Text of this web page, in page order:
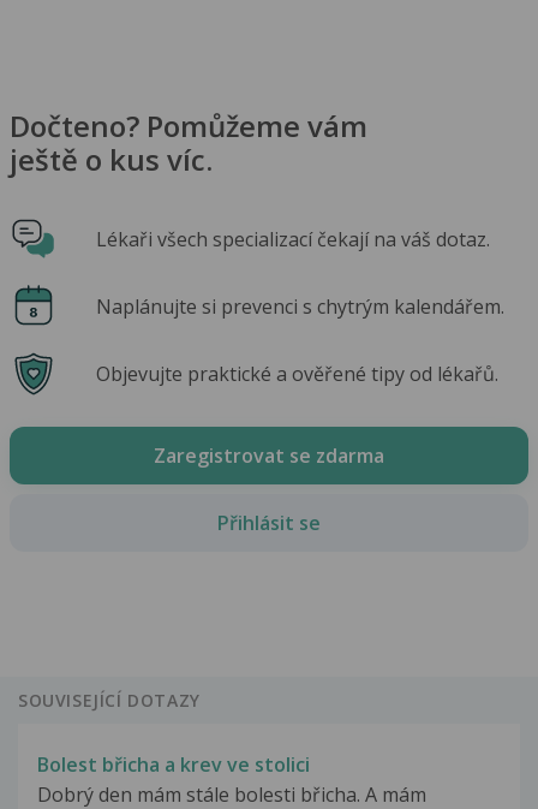
Dočteno? Pomůžeme vám
ještě o kus víc.
Lékaři všech specializací čekají na váš dotaz.
Naplánujte si prevenci s chytrým kalendářem.
Objevujte praktické a ověřené tipy od lékařů.
Zaregistrovat se zdarma
Přihlásit se
SOUVISEJÍCÍ DOTAZY
Bolest břicha a krev ve stolici
Dobrý den mám stále bolesti břicha. A mám